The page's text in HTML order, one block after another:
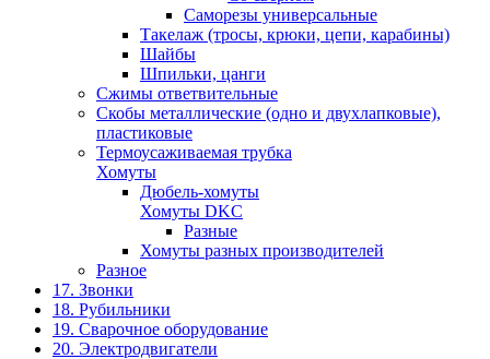
Саморезы универсальные
Такелаж (тросы, крюки, цепи, карабины)
Шайбы
Шпильки, цанги
Сжимы ответвительные
Скобы металлические (одно и двухлапковые),
пластиковые
Термоусаживаемая трубка
Хомуты
Дюбель-хомуты
Хомуты DKC
Разные
Хомуты разных производителей
Разное
17. Звонки
18. Рубильники
19. Сварочное оборудование
20. Электродвигатели